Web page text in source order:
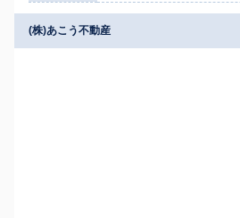
(株)あこう不動産